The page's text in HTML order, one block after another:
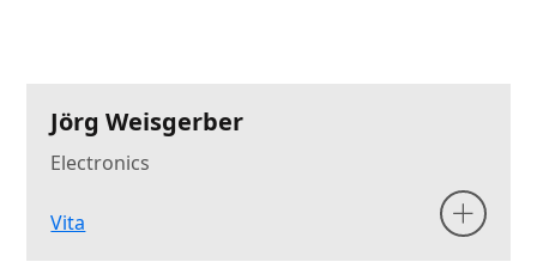
Jörg Weisgerber
Electronics
Vita